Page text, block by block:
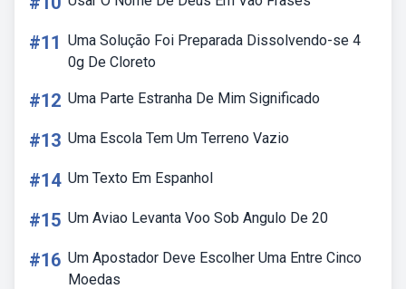
#11 Uma Solução Foi Preparada Dissolvendo-se 4
0g De Cloreto
#12 Uma Parte Estranha De Mim Significado
#13 Uma Escola Tem Um Terreno Vazio
#14 Um Texto Em Espanhol
#15 Um Aviao Levanta Voo Sob Angulo De 20
#16 Um Apostador Deve Escolher Uma Entre Cinco
Moedas